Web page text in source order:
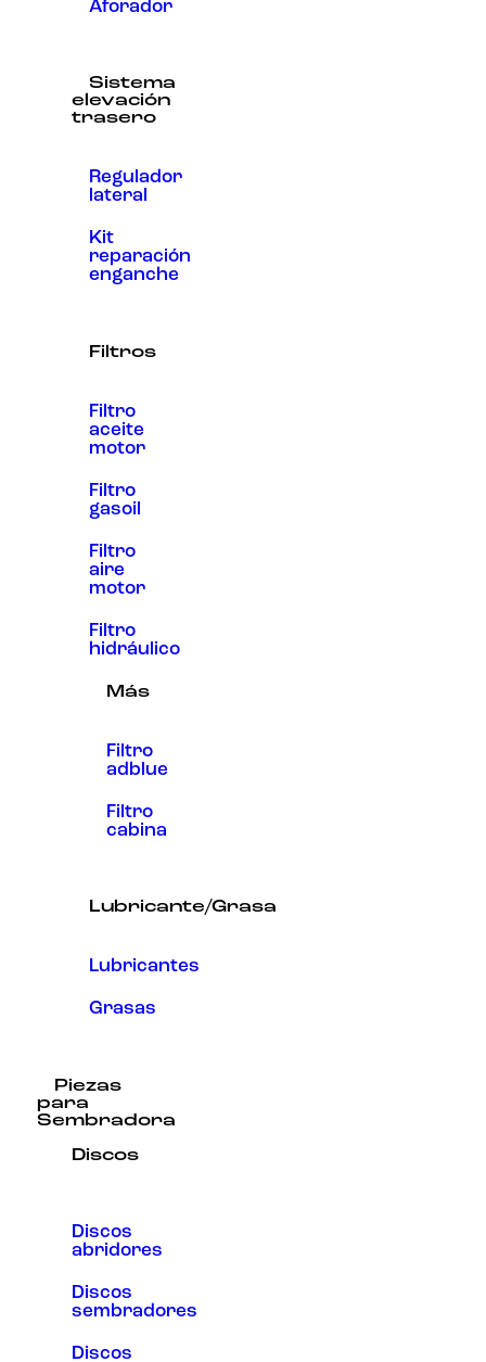
Aforador
Sistema
elevación
trasero
Regulador
lateral
Kit
reparación
enganche
Filtros
Filtro
aceite
motor
Filtro
gasoil
Filtro
aire
motor
Filtro
hidráulico
Más
Filtro
adblue
Filtro
cabina
Lubricante/Grasa
Lubricantes
Grasas
Piezas
para
Sembradora
Discos
Discos
abridores
Discos
sembradores
Discos